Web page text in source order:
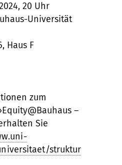
20 Uhr
Universität
Haus F
zum
–
Sie
struktur